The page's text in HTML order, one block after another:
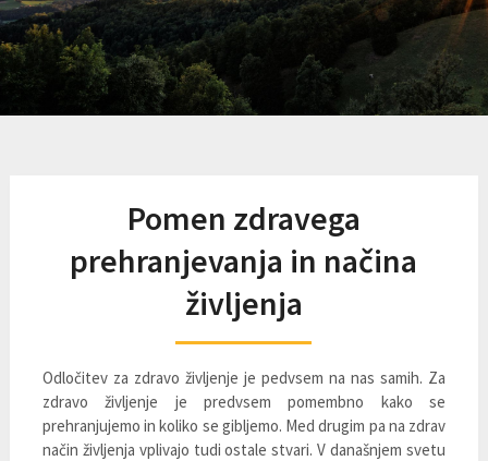
Pomen zdravega
prehranjevanja in načina
življenja
Odločitev za zdravo življenje je pedvsem na nas samih. Za
zdravo življenje je predvsem pomembno kako se
prehranjujemo in koliko se gibljemo. Med drugim pa na zdrav
način življenja vplivajo tudi ostale stvari. V današnjem svetu